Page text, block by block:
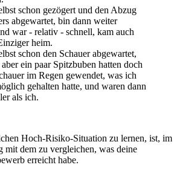
schon gezögert und den Abzug
abgewartet, bin dann weiter
war - relativ - schnell, kam auch
heim.
schon den Schauer abgewartet,
ein paar Spitzbuben hatten doch
im Regen gewendet, was ich
gehalten hatte, und waren dann
als ich.
Hoch-Risiko-Situation zu lernen, ist, im
mit dem zu vergleichen, was deine
erreicht habe.